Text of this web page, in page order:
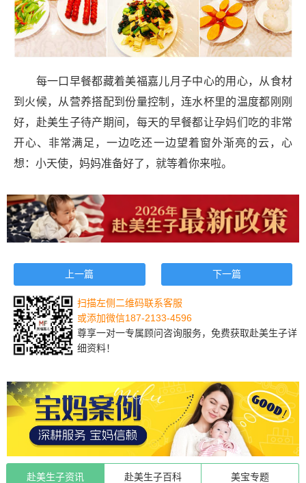
每一口早餐都藏着美福嘉儿月子中心的用心，从食材
到火候，从营养搭配到份量控制，连水杯里的温度都刚刚
好，赴美生子待产期间，每天的早餐都让孕妈们吃的非常
开心、非常满足，一边吃还一边望着窗外渐亮的云，心
想：小天使，妈妈准备好了，就等着你来啦。
上一篇 下一篇
扫描左侧二维码联系客服
或添加微信187-2133-4596
尊享一对一专属顾问咨询服务，免费获取赴美生子详
细资料！
赴美生子资讯 赴美生子百科 美宝专题